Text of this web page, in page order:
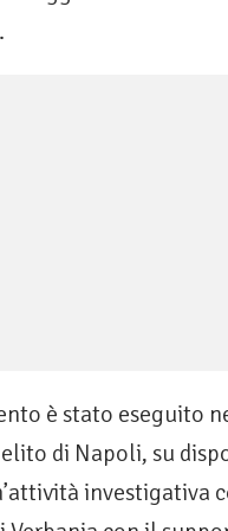
è stato eseguito
di Napoli, su
investigativa